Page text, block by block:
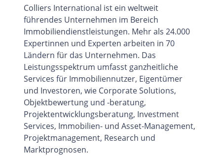
Colliers International ist ein weltweit
führendes Unternehmen im Bereich
Immobiliendienstleistungen. Mehr als 24.000
Expertinnen und Experten arbeiten in 70
Ländern für das Unternehmen. Das
Leistungsspektrum umfasst ganzheitliche
Services für Immobiliennutzer, Eigentümer
und Investoren, wie Corporate Solutions,
Objektbewertung und -beratung,
Projektentwicklungsberatung, Investment
Services, Immobilien- und Asset-Management,
Projektmanagement, Research und
Marktprognosen.